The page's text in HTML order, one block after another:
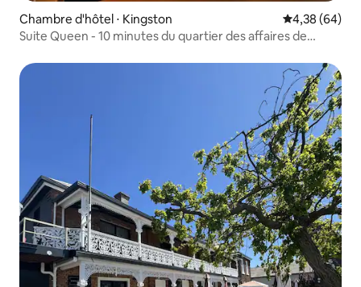
Chambre d'hôtel ⋅ Kingston Évaluation
4,38 (64)
Suite Queen - 10 minutes du quartier des affaires de